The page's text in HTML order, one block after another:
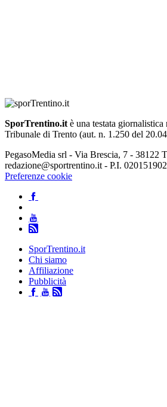
SporTrentino.itè una testata giornalistica
Tribunale di Trento (aut. n. 1.250 del
PegasoMedia srl - Via Brescia, 7 - 38122
redazione@sportrentino.it - P.I.
Preferenze cookie
SporTrentino.it
Chi siamo
Affiliazione
Pubblicità